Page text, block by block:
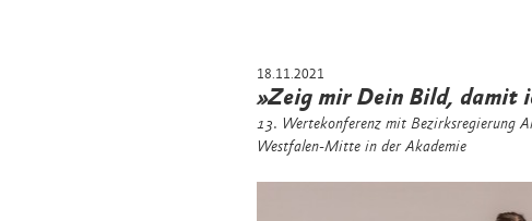
18.11.2021
»Zeig mir Dein Bild, damit
13. Wertekonferenz mit Bezirksregierung
Westfalen-Mitte in der Akademie